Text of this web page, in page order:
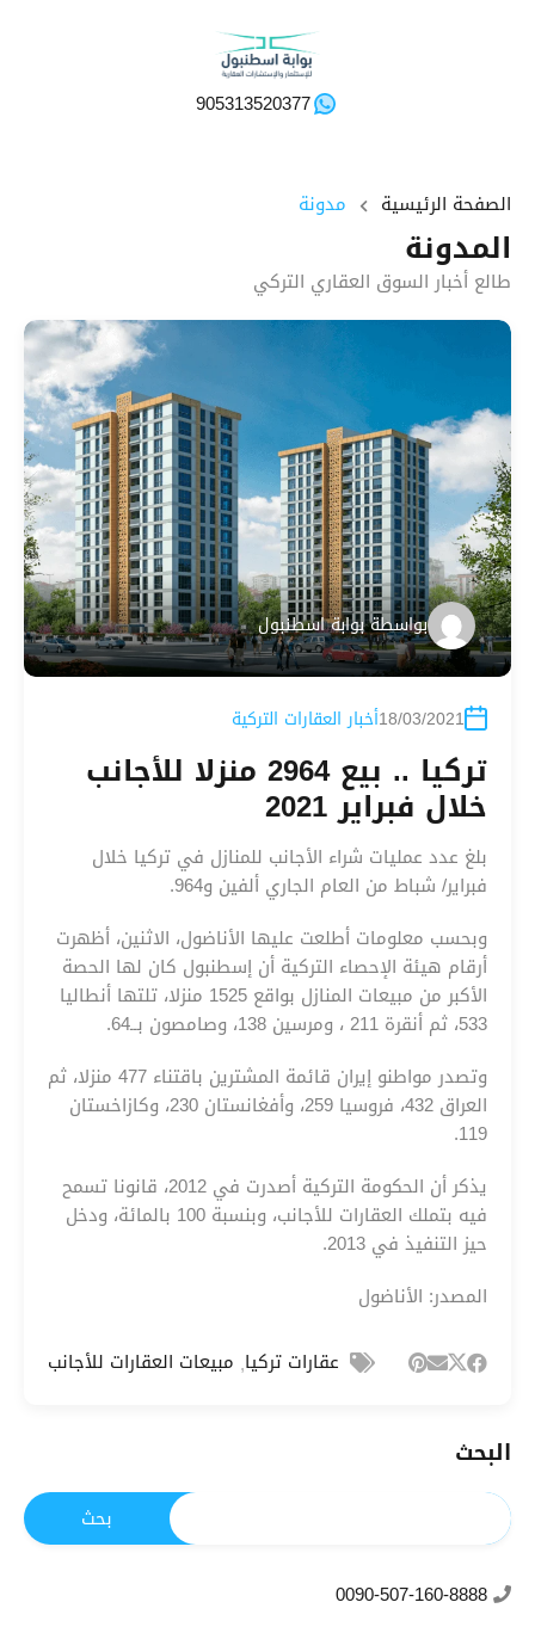
905313520377
الصفحة الرئيسية مدونة
المدونة
طالع أخبار السوق العقاري التركي
بواسطةبوابة اسطنبول
18/03/2021أخبار العقارات التركية
تركيا .. بيع 2964 منزلا للأجانب
خلال فبراير 2021
بلغ عدد عمليات شراء الأجانب للمنازل في تركيا خلال
فبراير/ شباط من العام الجاري ألفين و964.
وبحسب معلومات أطلعت عليها الأناضول، الاثنين، أظهرت
أرقام هيئة الإحصاء التركية أن إسطنبول كان لها الحصة
الأكبر من مبيعات المنازل بواقع 1525 منزلا، تلتها أنطاليا
533، ثم أنقرة 211 ، ومرسين 138، وصامصون بــ64.
وتصدر مواطنو إيران قائمة المشترين باقتناء 477 منزلا، ثم
العراق 432، فروسيا 259، وأفغانستان 230، وكازاخستان
119.
يذكر أن الحكومة التركية أصدرت في 2012، قانونا تسمح
فيه بتملك العقارات للأجانب، وبنسبة 100 بالمائة، ودخل
حيز التنفيذ في 2013.
المصدر: الأناضول
عقارات تركيا, مبيعات العقارات للأجانب
البحث
0090-507-160-8888